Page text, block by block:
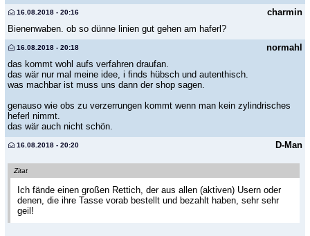
charmin
16.08.2018 - 20:16
Bienenwaben. ob so dünne linien gut gehen am haferl?
normahl
16.08.2018 - 20:18
das kommt wohl aufs verfahren draufan.
das wär nur mal meine idee, i finds hübsch und autenthisch.
was machbar ist muss uns dann der shop sagen.
genauso wie obs zu verzerrungen kommt wenn man kein zylindrisches
heferl nimmt.
das wär auch nicht schön.
D-Man
16.08.2018 - 20:20
Zitat
Ich fände einen großen Rettich, der aus allen (aktiven) Usern oder
denen, die ihre Tasse vorab bestellt und bezahlt haben, sehr sehr
geil!